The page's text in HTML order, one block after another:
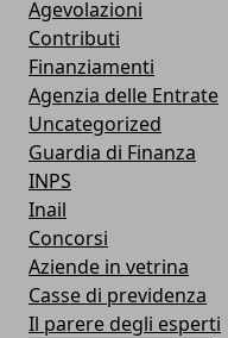
Agevolazioni
Contributi
Finanziamenti
Agenzia delle Entrate
Uncategorized
Guardia di Finanza
INPS
Inail
Concorsi
Aziende in vetrina
Casse di previdenza
Il parere degli esperti